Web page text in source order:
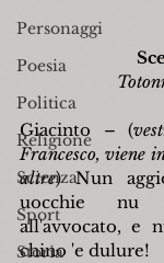
Personaggi
Poesia
Politica
Religione
Scienza
Sport
Storia
Giacinto – (
Francesco, viene
altre) Nun
uocchie nu
all'avvocato, e
chino 'e dulure!